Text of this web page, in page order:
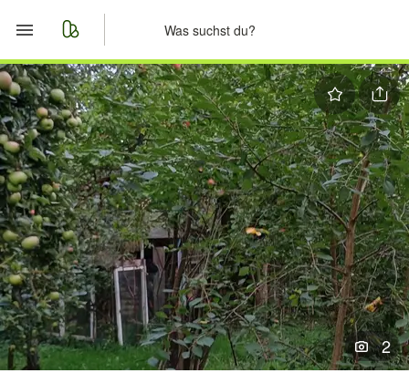
Start
Merkliste
Nachrichten
Anzeige aufgeben
2